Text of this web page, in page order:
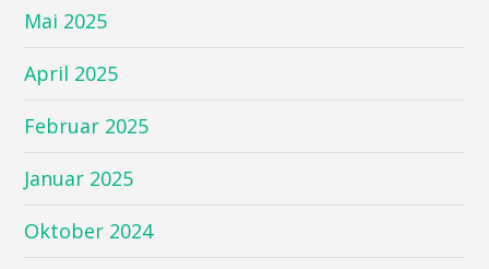
Mai 2025
April 2025
Februar 2025
Januar 2025
Oktober 2024